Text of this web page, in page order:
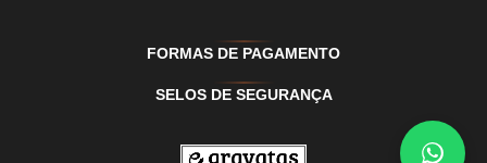
FORMAS DE PAGAMENTO
SELOS DE SEGURANÇA